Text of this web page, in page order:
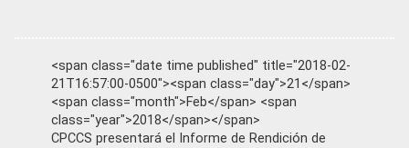
<span class="date time published" title="2018-02-
21T16:57:00-0500"><span class="day">21</span>
<span class="month">Feb</span> <span
class="year">2018</span></span>
CPCCS presentará el Informe de Rendición de